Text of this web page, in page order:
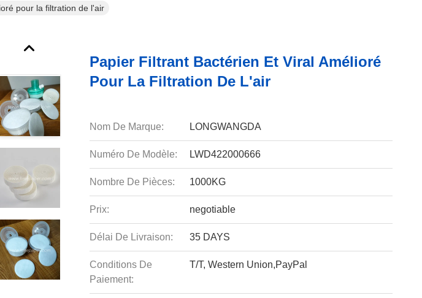
pour la filtration de l'air
Papier Filtrant Bactérien Et Viral Amélioré
Pour La Filtration De L'air
Nom De Marque: LONGWANGDA
Numéro De Modèle: LWD422000666
Nombre De Pièces: 1000KG
Prix: negotiable
Délai De Livraison: 35 DAYS
Conditions De
Paiement:
T/T, Western Union,PayPal